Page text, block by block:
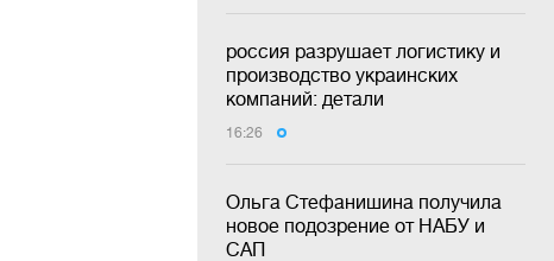
россия разрушает логистику и
производство украинских
компаний: детали
16:26
Ольга Стефанишина получила
новое подозрение от НАБУ и
САП